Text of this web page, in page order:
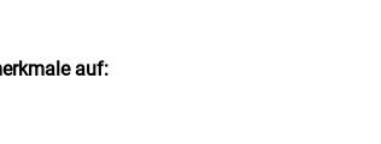
auf: